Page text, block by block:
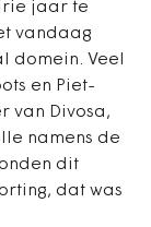
jaar te
vandaag
domein. Veel
en Piet-
van Divosa,
namens de
dit
dat was